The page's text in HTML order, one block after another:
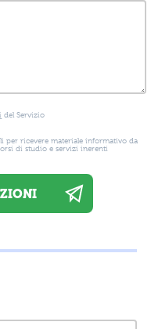
del Servizio
per ricevere materiale informativo da
di studio e servizi inerenti